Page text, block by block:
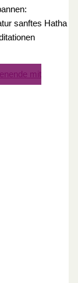
sanftes Hatha
mit